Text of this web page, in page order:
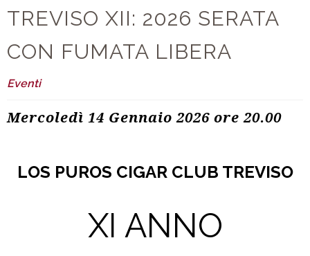
TREVISO XII: 2026 SERATA
CON FUMATA LIBERA
Eventi
Mercoledì 14 Gennaio 2026 ore 20.00
LOS PUROS CIGAR CLUB TREVISO
XI ANNO